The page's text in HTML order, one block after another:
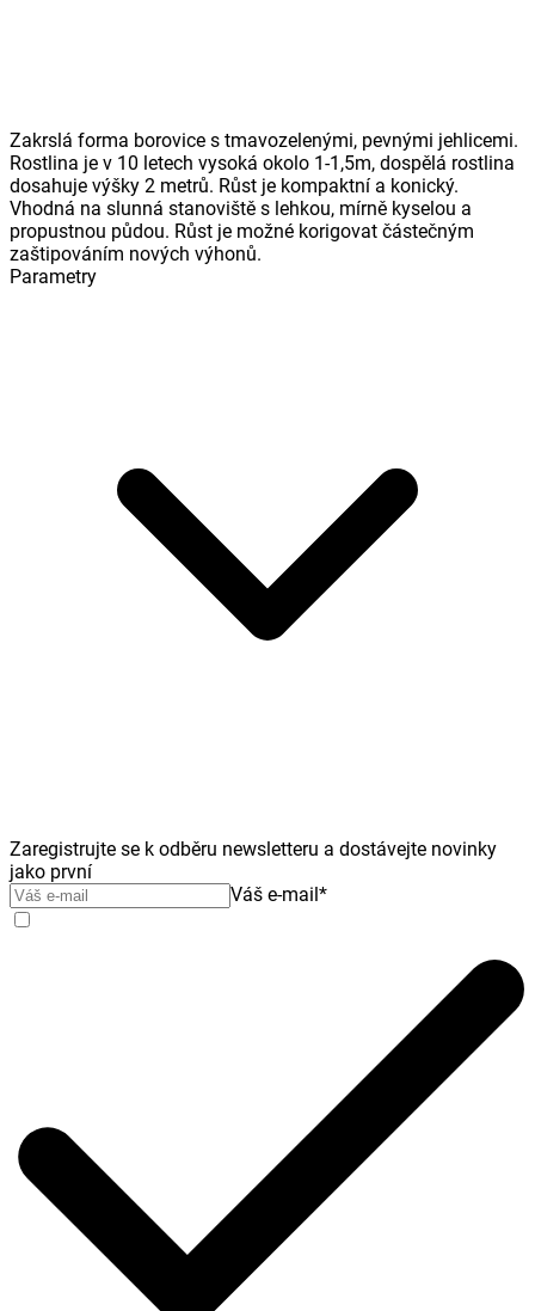
Zakrslá forma borovice s tmavozelenými, pevnými jehlicemi.
Rostlina je v 10 letech vysoká okolo 1-1,5m, dospělá rostlina
dosahuje výšky 2 metrů. Růst je kompaktní a konický.
Vhodná na slunná stanoviště s lehkou, mírně kyselou a
propustnou půdou. Růst je možné korigovat částečným
zaštipováním nových výhonů.
Parametry
Zaregistrujte se k odběru newsletteru a dostávejte novinky
jako první
Váš e-mail*